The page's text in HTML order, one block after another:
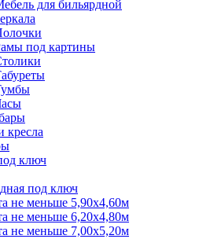
для бильярдной
под картины
ключ
под ключ
не меньше 5,90х4,60м
не меньше 6,20х4,80м
не меньше 7,00х5,20м